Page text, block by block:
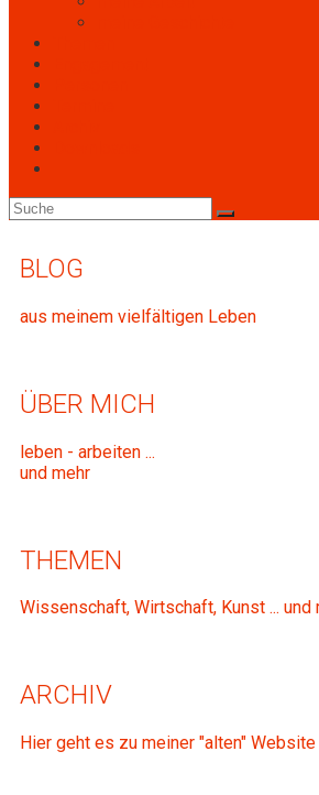
BLOG
aus meinem vielfältigen Leben
ÜBER MICH
leben - arbeiten ...
und mehr
THEMEN
Wissenschaft, Wirtschaft, Kunst ... und
ARCHIV
Hier geht es zu meiner "alten"